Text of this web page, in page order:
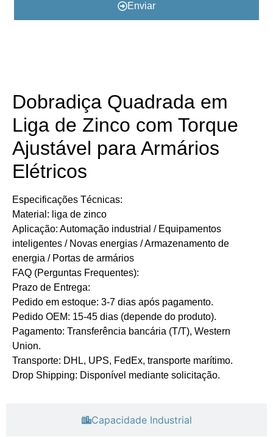
Enviar
Capacidade Industrial
​​​​​​Dobradiça Quadrada em
Liga de Zinco com Torque
Ajustável para Armários
Elétricos​​
​​Especificações Técnicas:
Material: liga de zinco
Aplicação: Automação industrial / Equipamentos
inteligentes / Novas energias / Armazenamento de
energia / Portas de armários
​FAQ (Perguntas Frequentes):
​Prazo de Entrega:
Pedido em estoque: 3-7 dias após pagamento.
Pedido OEM: 15-45 dias (depende do produto).
​Pagamento: Transferência bancária (T/T), Western
Union.
​Transporte: DHL, UPS, FedEx, transporte marítimo.
​Drop Shipping: Disponível mediante solicitação.